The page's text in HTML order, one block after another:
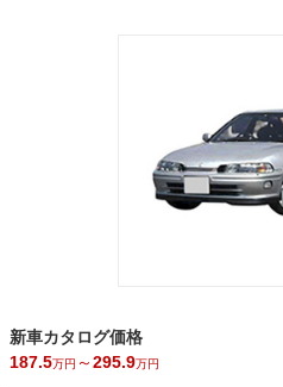
新車カタログ価格
187.5万円 ～295.9万円